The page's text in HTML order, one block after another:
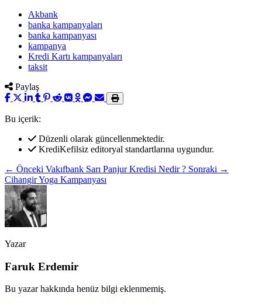
Akbank
banka kampanyaları
banka kampanyası
kampanya
Kredi Kartı kampanyaları
taksit
Paylaş
Bu içerik:
Düzenli olarak güncellenmektedir.
KrediKefilsiz editoryal standartlarına uygundur.
← Önceki Vakıfbank Sarı Panjur Kredisi Nedir ? Sonraki →
Cihangir Yoga Kampanyası
Yazar
Faruk Erdemir
Bu yazar hakkında henüz bilgi eklenmemiş.